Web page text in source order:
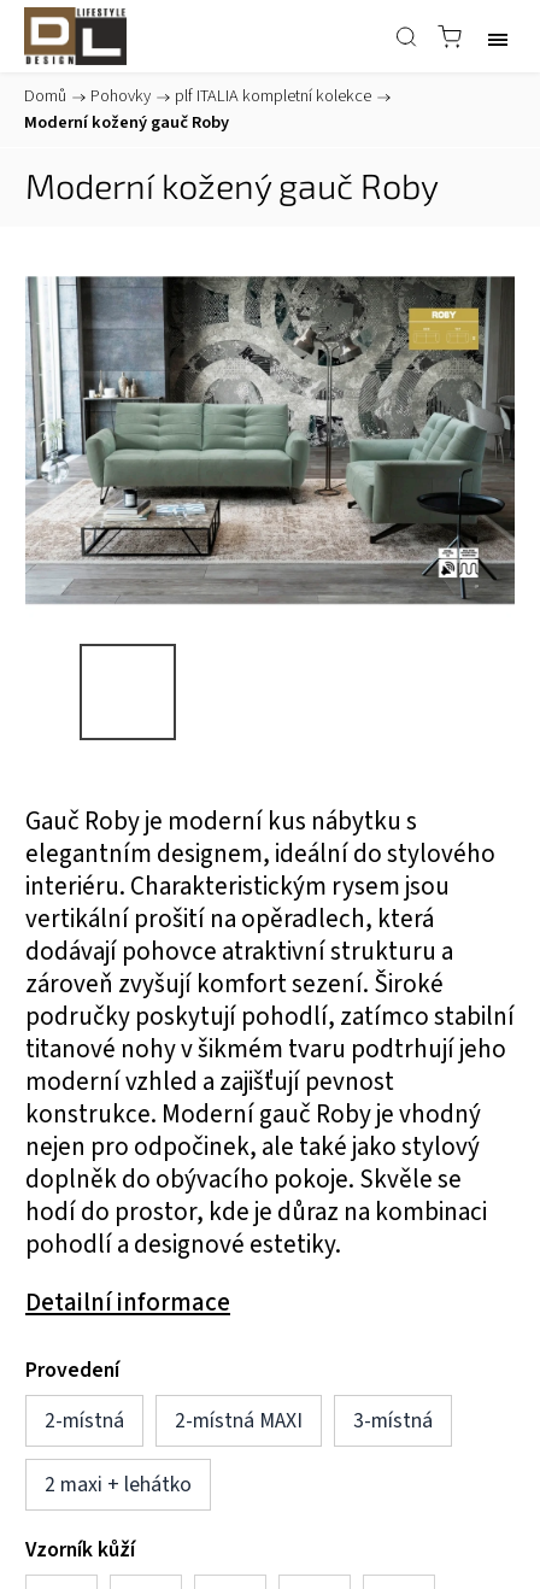
Domů / Pohovky / plf ITALIA kompletní kolekce /
Moderní kožený gauč Roby
Moderní kožený gauč Roby
Gauč Roby je moderní kus nábytku s
elegantním designem, ideální do stylového
interiéru. Charakteristickým rysem jsou
vertikální prošití na opěradlech, která
dodávají pohovce atraktivní strukturu a
zároveň zvyšují komfort sezení. Široké
područky poskytují pohodlí, zatímco stabilní
titanové nohy v šikmém tvaru podtrhují jeho
moderní vzhled a zajišťují pevnost
konstrukce. Moderní gauč Roby je vhodný
nejen pro odpočinek, ale také jako stylový
doplněk do obývacího pokoje. Skvěle se
hodí do prostor, kde je důraz na kombinaci
pohodlí a designové estetiky.
Detailní informace
Provedení
2-místná
2-místná MAXI 3-místná
2 maxi + lehátko
Vzorník kůží